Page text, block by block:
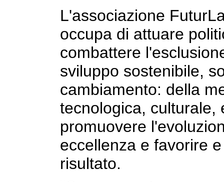
L'associazione
occupa di attuare
combattere
sviluppo sostenibile,
cambiamento: della
tecnologica, culturale,
promuovere
eccellenza e favorire
risultato.